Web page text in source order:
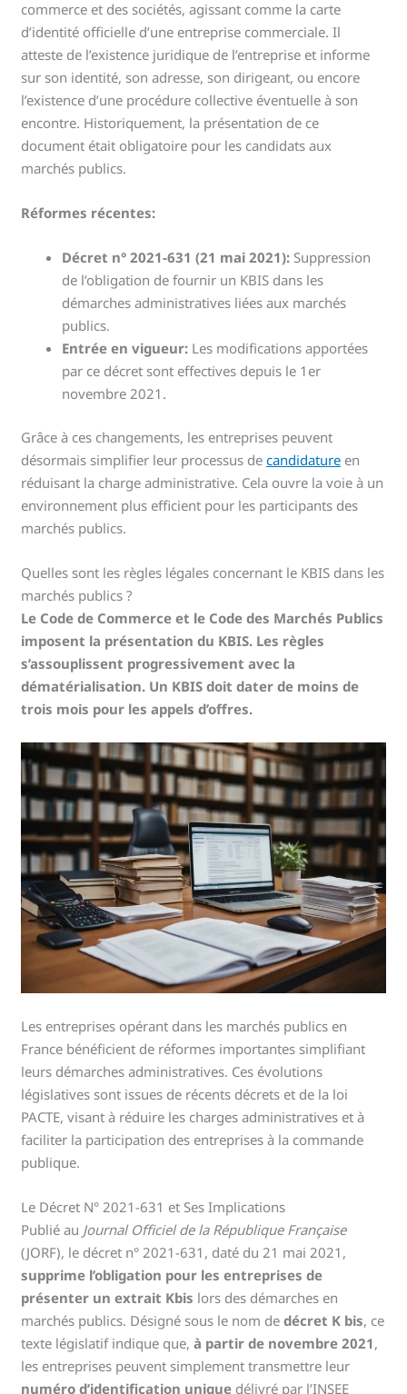
commerce et des sociétés, agissant comme la carte
d’identité officielle d’une entreprise commerciale. Il
atteste de l’existence juridique de l’entreprise et informe
sur son identité, son adresse, son dirigeant, ou encore
l’existence d’une procédure collective éventuelle à son
encontre. Historiquement, la présentation de ce
document était obligatoire pour les candidats aux
marchés publics.
Réformes récentes:
Décret n° 2021-631 (21 mai 2021): Suppression
de l’obligation de fournir un KBIS dans les
démarches administratives liées aux marchés
publics.
Entrée en vigueur: Les modifications apportées
par ce décret sont effectives depuis le 1er
novembre 2021.
Grâce à ces changements, les entreprises peuvent
désormais simplifier leur processus decandidature en
réduisant la charge administrative. Cela ouvre la voie à un
environnement plus efficient pour les participants des
marchés publics.
Quelles sont les règles légales concernant le KBIS dans les
marchés publics ?
Le Code de Commerce et le Code des Marchés Publics
imposent la présentation du KBIS. Les règles
s’assouplissent progressivement avec la
dématérialisation. Un KBIS doit dater de moins de
trois mois pour les appels d’offres.
Les entreprises opérant dans les marchés publics en
France bénéficient de réformes importantes simplifiant
leurs démarches administratives. Ces évolutions
législatives sont issues de récents décrets et de la loi
PACTE, visant à réduire les charges administratives et à
faciliter la participation des entreprises à la commande
publique.
Le Décret N° 2021-631 et Ses Implications
Publié au Journal Officiel de la République Française
(JORF), le décret n° 2021-631, daté du 21 mai 2021,
supprime l’obligation pour les entreprises de
présenter un extrait Kbis lors des démarches en
marchés publics. Désigné sous le nom dedécret K bis, ce
texte législatif indique que,à partir de novembre 2021,
les entreprises peuvent simplement transmettre leur
numéro d’identification unique délivré par l’INSEE